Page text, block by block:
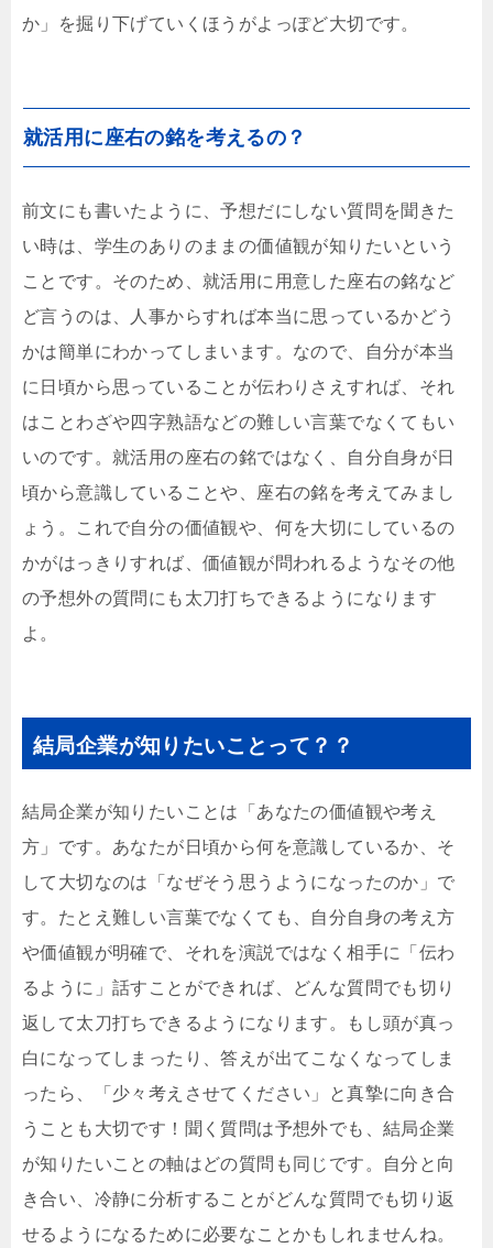
か」を掘り下げていくほうがよっぽど大切です。
就活用に座右の銘を考えるの？
前文にも書いたように、予想だにしない質問を聞きた
い時は、学生のありのままの価値観が知りたいという
ことです。そのため、就活用に用意した座右の銘など
ど言うのは、人事からすれば本当に思っているかどう
かは簡単にわかってしまいます。なので、自分が本当
に日頃から思っていることが伝わりさえすれば、それ
はことわざや四字熟語などの難しい言葉でなくてもい
いのです。就活用の座右の銘ではなく、自分自身が日
頃から意識していることや、座右の銘を考えてみまし
ょう。これで自分の価値観や、何を大切にしているの
かがはっきりすれば、価値観が問われるようなその他
の予想外の質問にも太刀打ちできるようになります
よ。
結局企業が知りたいことって？？
結局企業が知りたいことは「あなたの価値観や考え
方」です。あなたが日頃から何を意識しているか、そ
して大切なのは「なぜそう思うようになったのか」で
す。たとえ難しい言葉でなくても、自分自身の考え方
や価値観が明確で、それを演説ではなく相手に「伝わ
るように」話すことができれば、どんな質問でも切り
返して太刀打ちできるようになります。もし頭が真っ
白になってしまったり、答えが出てこなくなってしま
ったら、「少々考えさせてください」と真摯に向き合
うことも大切です！聞く質問は予想外でも、結局企業
が知りたいことの軸はどの質問も同じです。自分と向
き合い、冷静に分析することがどんな質問でも切り返
せるようになるために必要なことかもしれませんね。